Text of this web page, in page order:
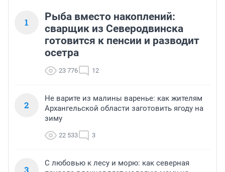
1
Рыба вместо накоплений:
сварщик из Северодвинска
готовится к пенсии и разводит
осетра
23 776 12
2
Не варите из малины варенье: как жителям
Архангельской области заготовить ягоду на
зиму
22 533 3
С любовью к лесу и морю: как северная